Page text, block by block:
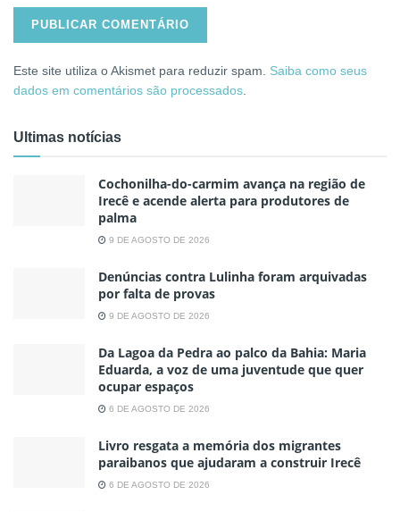
Este site utiliza o Akismet para reduzir spam. Saiba como seus
dados em comentários são processados
Ultimas notícias
Cochonilha-do-carmim avança na região de
Irecê e acende alerta para produtores de
palma
9 DE AGOSTO DE 2026
Denúncias contra Lulinha foram arquivadas
por falta de provas
9 DE AGOSTO DE 2026
Da Lagoa da Pedra ao palco da Bahia: Maria
Eduarda, a voz de uma juventude que quer
ocupar espaços
6 DE AGOSTO DE 2026
Livro resgata a memória dos migrantes
paraibanos que ajudaram a construir Irecê
6 DE AGOSTO DE 2026